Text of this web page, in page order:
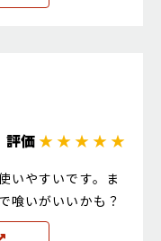
評価★ ★ ★ ★ ★
いやすいです。ま
喰いがいいかも？